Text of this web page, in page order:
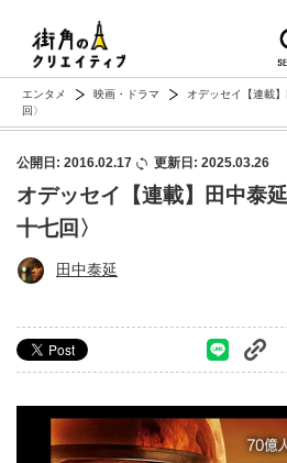
エンタメ 映画・ドラマ
オデッセイ【連載
回〉
公開日: 2016.02.17 更新日: 2025.03.26
オデッセイ【連載】田中泰
十七回〉
田中泰延